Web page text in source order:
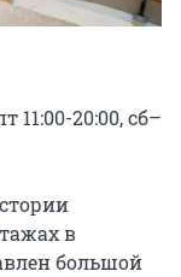
11:00-20:00, сб–
в
большой